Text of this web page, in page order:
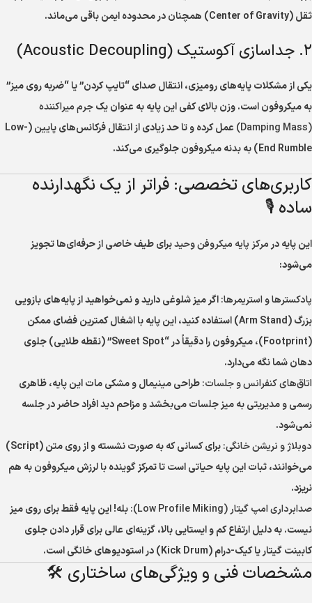
ثقل (Center of Gravity) همچنان در محدوده ایمن باقی می‌ماند.
۲. جداسازی آکوستیک (Acoustic Decoupling)
یکی از مشکلات پایه‌های رومیزی، انتقال صدای “تایپ کردن” یا “ضربه روی میز”
به میکروفون است. وزن بالای کفی این پایه به عنوان یکجرم میراکننده
(Damping Mass)
عمل کرده و تا حد زیادی از انتقال فرکانس‌های پایین (Low-
End Rumble) به بدنه میکروفون جلوگیری می‌کند.
کاربری‌های تخصصی: فراتر از یک نگهدارنده
ساده 🎙️
این پایه درمرکز پایه میکروفن وحیدبرای طیف خاصی از حرفه‌ای‌ها تجویز
می‌شود:
پادکسترها و استریمرها:اگر میز شلوغی دارید و نمی‌خواهید از پایه‌های بازویی
بزرگ (Arm Stand) استفاده کنید، این پایه با اشغال کمترین فضای ممکن
(Footprint)، میکروفون را دقیقاً در “Sweet Spot” (نقطه طلایی) جلوی
دهان شما نگه می‌دارد.
اتاق‌های کنفرانس و جلسات:طراحی مینیمال و مشکی مات این پایه، ظاهری
رسمی و مدیریتی به میز جلسات می‌بخشد و مزاحم دید افراد حاضر در جلسه
نمی‌شود.
دوبلاژ و نریشن خانگی:
برای کسانی که به صورت نشسته و از روی متن (Script)
می‌خوانند، ثبات این پایه حیاتی است تا تمرکز گوینده با لرزش میکروفون به هم
نریزد.
صدابرداری امپ گیتار (Low Profile Miking):
بله! این پایه فقط برای روی میز
نیست. به دلیل ارتفاع کم و ایستایی بالا، گزینه‌ای عالی برای قرار دادن جلوی
کابینت گیتار یا کیک-درام (Kick Drum) در استودیوهای خانگی است.
مشخصات فنی و ویژگی‌های ساختاری 🛠️